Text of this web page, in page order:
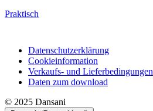
Praktisch
Datenschutzerklärung
Cookieinformation
Verkaufs- und Lieferbedingungen
Daten zum download
© 2025 Dansani